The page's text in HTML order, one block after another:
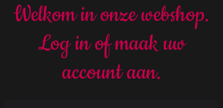
Welkom in onze webshop.
Log in of maak uw
account aan.